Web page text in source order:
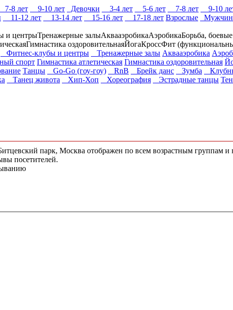
7-8 лет 9-10 лет Девочки 3-4 лет 5-6 лет 7-8 лет 9-10
11-12 лет 13-14 лет 15-16 лет 17-18 лет Взрослые
и центрыТренажерные залыАквааэробикаАэробикаБорьба,
Гимнастика оздоровительнаяЙогаКроссФит
Фитнес-клубы и центры Тренажерные залы Аквааэробика
спорт Гимнастика атлетическая Гимнастика оздоровительная
Танцы Go-Go (гоу-гоу) RnB Брейк данс Зумба
Танец живота Хип-Хоп Хореография Эстрадные танцы
парк, Москва отображен по всем возрастным группам
посетителей.